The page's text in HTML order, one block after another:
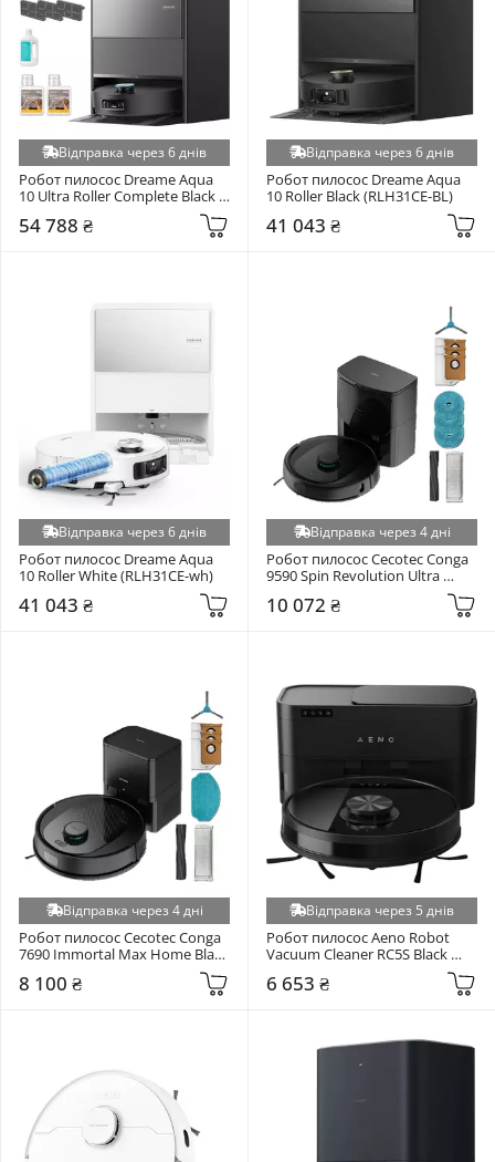
Відправка через 6 днів
Робот пилосос Dreame Aqua
10 Ultra Roller Complete Black
54 788 ₴
Відправка через 6 днів
Робот пилосос Dreame Aqua
10 Roller Black (RLH31CE-BL)
41 043 ₴
Відправка через 6 днів
Робот пилосос Dreame Aqua
10 Roller White (RLH31CE-wh)
41 043 ₴
Відправка через 4 дні
Робот пилосос Cecotec Conga
9590 Spin Revolution Ultra
(A01_EU01_100146)
10 072 ₴
Відправка через 4 дні
Робот пилосос Cecotec Conga
7690 Immortal Max Home Black
8 100 ₴
Відправка через 5 днів
Робот пилосос Aeno Robot
Vacuum Cleaner RC5S Black
6 653 ₴